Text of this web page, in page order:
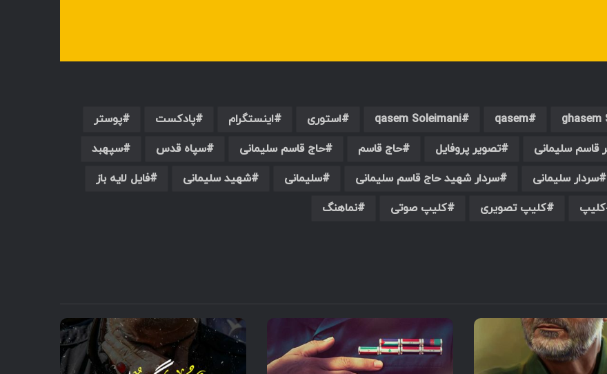
ghasem
qasem
qasem Soleimani استوری اینستگرام پادکست
پوستر
قاسم سلیمانی تصویر پروفایل حاج قاسم حاج قاسم سلیمانی سپاه قدس
سپهبد
سردار سلیمانی سردار شهید حاج قاسم سلیمانی سلیمانی شهید سلیمانی
فایل لایه باز
کلیپ کلیپ تصویری کلیپ صوتی نماهنگ